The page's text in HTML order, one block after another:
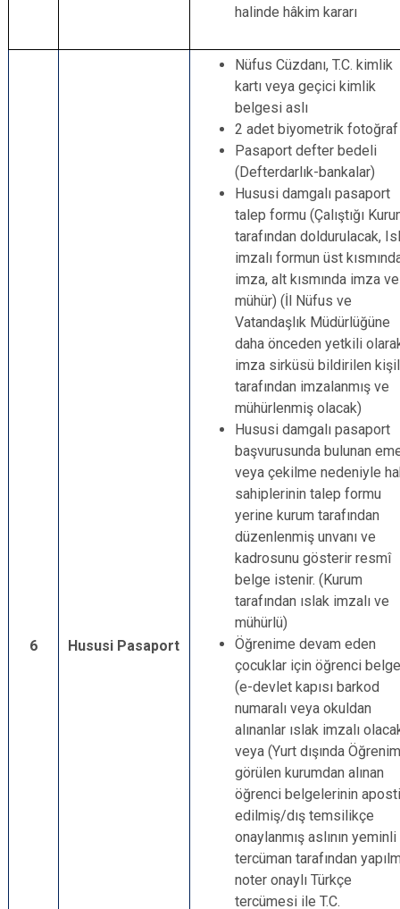
halinde hâkim kararı
6 Hususi Pasaport
Nüfus Cüzdanı, T.C. kimlik
kartı veya geçici kimlik
belgesi aslı
2 adet biyometrik fotoğraf
Pasaport defter bedeli
(Defterdarlık-bankalar)
Hususi damgalı pasaport
talep formu (Çalıştığı
tarafından doldurulacak,
imzalı formun üst
imza, alt kısmında imza ve
mühür) (İl Nüfus ve
Vatandaşlık Müdürlüğüne
daha önceden yetkili
imza sirküsü bildirilen
tarafından imzalanmış ve
mühürlenmiş olacak)
Hususi damgalı pasaport
başvurusunda bulunan
veya çekilme nedeniyle
sahiplerinin talep formu
yerine kurum tarafından
düzenlenmiş unvanı ve
kadrosunu gösterir resmî
belge istenir. (Kurum
tarafından ıslak imzalı ve
mühürlü)
Öğrenime devam eden
çocuklar için öğrenci
(e-devlet kapısı barkod
numaralı veya okuldan
alınanlar ıslak imzalı
veya (Yurt dışında Öğrenim
görülen kurumdan alınan
öğrenci belgelerinin
edilmiş/dış temsilikçe
onaylanmış aslının yeminli
tercüman tarafından
noter onaylı Türkçe
tercümesi ile T.C.